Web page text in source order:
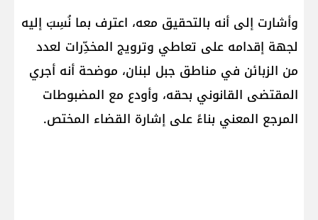
وأشارت إلى أنه بالتحقيق معه، اعترف بما نُسِبَ إليه
لجهة إقدامه على تعاطي وترويج المخدِّرات لعدد
من الزبائن في مناطق جبل لبنان، موضحة أنه أجري
المقتضى القانوني بحقه، وأودع مع المضبوطات
المرجع المعني بناءً على إشارة القضاء المختص.